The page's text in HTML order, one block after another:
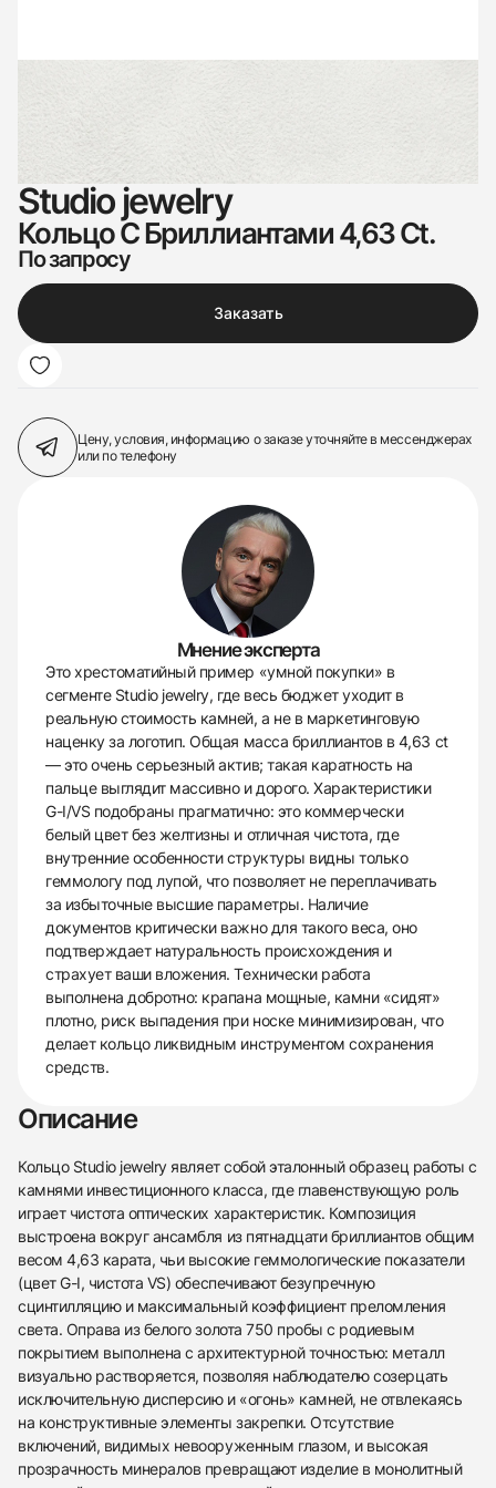
438
285
145
142
205
204
195
150
6
Studio jewelry
Кольцо С Бриллиантами 4,63 Ct.
По запросу
Заказать
Цену, условия, информацию о заказеуточняйте в мессенджерах
или по телефону
Мнение эксперта
Это хрестоматийный пример «умной покупки» в
сегменте Studio jewelry, где весь бюджет уходит в
реальную стоимость камней, а не в маркетинговую
наценку за логотип. Общая масса бриллиантов в 4,63 ct
— это очень серьезный актив; такая каратность на
пальце выглядит массивно и дорого. Характеристики
G-I/VS подобраны прагматично: это коммерчески
белый цвет без желтизны и отличная чистота, где
внутренние особенности структуры видны только
геммологу под лупой, что позволяет не переплачивать
за избыточные высшие параметры. Наличие
документов критически важно для такого веса, оно
подтверждает натуральность происхождения и
страхует ваши вложения. Технически работа
выполнена добротно: крапана мощные, камни «сидят»
плотно, риск выпадения при носке минимизирован, что
делает кольцо ликвидным инструментом сохранения
средств.
Описание
Кольцо Studio jewelry являет собой эталонный образец работы с
камнями инвестиционного класса, где главенствующую роль
играет чистота оптических характеристик. Композиция
выстроена вокруг ансамбля из пятнадцати бриллиантов общим
весом 4,63 карата, чьи высокие геммологические показатели
(цвет G-I, чистота VS) обеспечивают безупречную
сцинтилляцию и максимальный коэффициент преломления
света. Оправа из белого золота 750 пробы с родиевым
покрытием выполнена с архитектурной точностью: металл
визуально растворяется, позволяя наблюдателю созерцать
исключительную дисперсию и «огонь» камней, не отвлекаясь
на конструктивные элементы закрепки. Отсутствие
включений, видимых невооруженным глазом, и высокая
прозрачность минералов превращают изделие в монолитный